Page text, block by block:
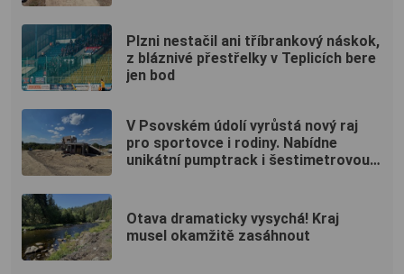
Plzni nestačil ani tříbrankový náskok,
z bláznivé přestřelky v Teplicích bere
jen bod
V Psovském údolí vyrůstá nový raj
pro sportovce i rodiny. Nabídne
unikátní pumptrack i šestimetrovou
Otava dramaticky vysychá! Kraj
musel okamžitě zasáhnout